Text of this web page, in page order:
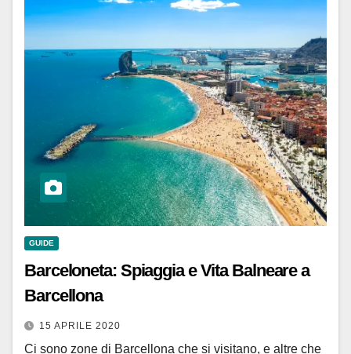
GUIDE
Barceloneta: Spiaggia e Vita Balneare a
Barcellona
15 APRILE 2020
Ci sono zone di Barcellona che si visitano, e altre che